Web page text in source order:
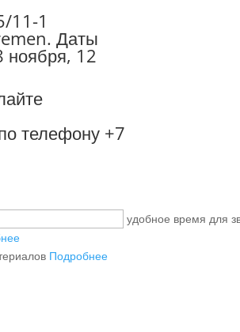
11-1
Даты
ноября, 12
телефону +7
удобное время для
Подробнее